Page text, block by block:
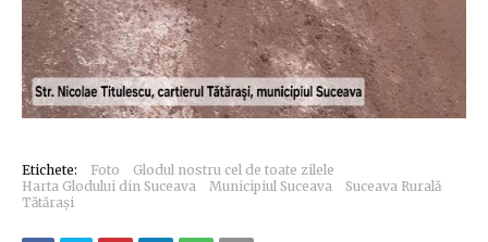
Etichete: Foto
Glodul nostru cel de toate zilele
Harta Glodului din Suceava
Municipiul Suceava
Suceava Rurală
Tătărași